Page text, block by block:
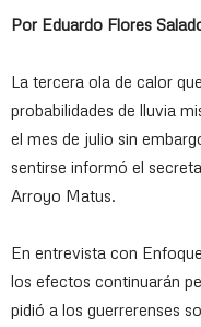
Por Eduardo Flores
La tercera ola de calor
probabilidades de lluvia
el mes de julio sin
sentirse informó el
Arroyo Matus.
En entrevista con
los efectos continuarán
pidió a los guerrerenses